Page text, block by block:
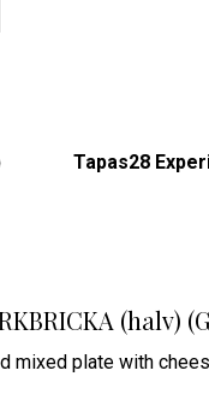
Tapas28
(halv)
plate with